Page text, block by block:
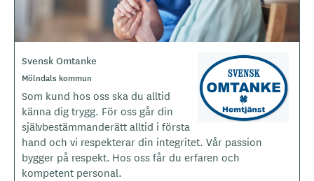
o
g
o
y
p
Svensk Omtanke
O
r
å
d
e
Mölndals kommun
Som kund hos oss ska du alltid
känna dig trygg. För oss går din
självbestämmanderätt alltid i första
hand och vi respekterar din integritet. Vår passion
bygger på respekt. Hos oss får du erfaren och
kompetent personal.